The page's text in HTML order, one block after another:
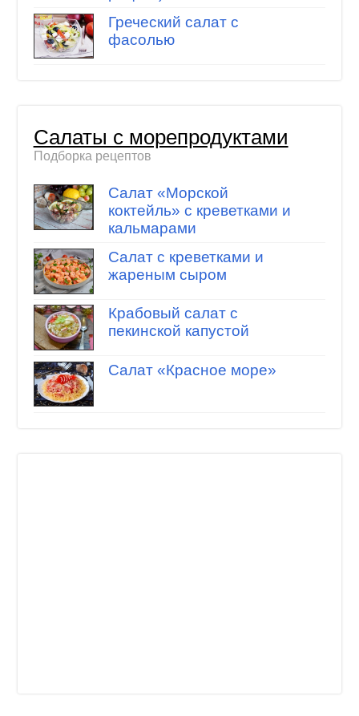
Греческий салат с
фасолью
Салаты с морепродуктами
Подборка рецептов
Салат «Морской
коктейль» с креветками и
кальмарами
Салат с креветками и
жареным сыром
Крабовый салат с
пекинской капустой
Салат «Красное море»